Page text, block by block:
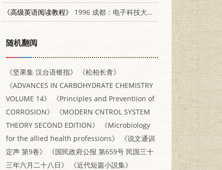
《高级英语阅读教程》
1996 成都：电子科技大学出版社 7810435906
随机翻阅
《坚果集 汉台语锥指》
《松柏长青》
《ADVANCES IN CARBOHYDRATE CHEMISTRY
VOLUME 14》
《Principles and Preventiion of
CORROSION》
《MODERN CNTROL SYSTEM
THEORY SECOND EDITION》
《Microbiology
for the allied health professions》
《说文通训
定声 第9卷》
《国民政府公报 第659号 民国三十
三年六月二十八日》
《近代短篇小説集》